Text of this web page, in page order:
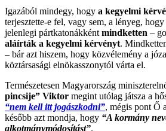
Igazából mindegy, hogy a kegyelmi
terjesztette-e fel, vagy sem, a lényeg,
jelenlegi pártkatonákként mindketten –
aláírták a kegyelmi kérvényt.
– bár azt hiszem, hogy közvélemény a
köztársasági elnökasszonytól várta el.
Természetesen Magyarország
pincsije” Viktor megint utólag játsza a
“nem kell itt jogászkodni”, mégis pont Ő
később azt mondja, hogy “A kormány
alkotmánymódosítást”.